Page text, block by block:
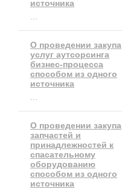
источника
О проведении закупа
услуг аутсорсинга
бизнес-процесса
способом из одного
источника
О проведении закупа
запчастей и
принадлежностей к
спасательному
оборудованию
способом из одного
источника